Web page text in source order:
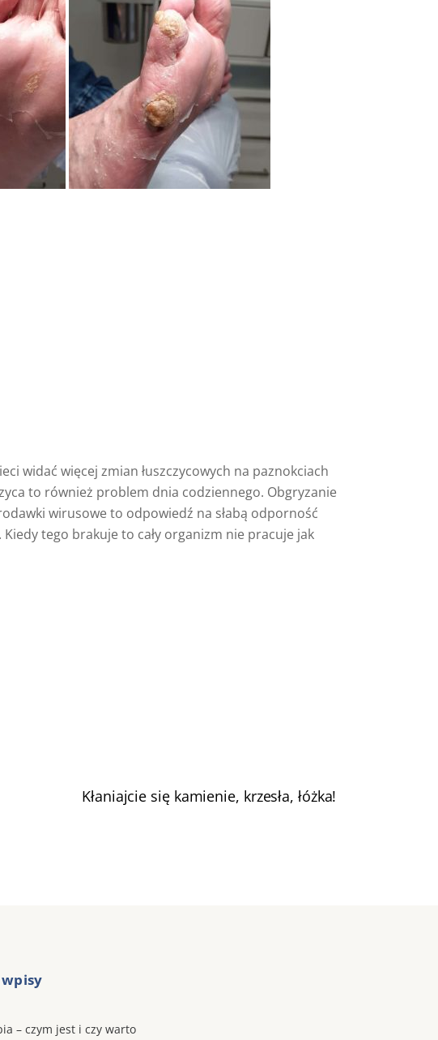
widać więcej zmian łuszczycowych na paznokciach
to również problem dnia codziennego. Obgryzanie
wirusowe to odpowiedź na słabą odporność
tego brakuje to cały organizm nie pracuje jak
Kłaniajcie się kamienie, krzesła, łóżka!
– czym jest i czy warto